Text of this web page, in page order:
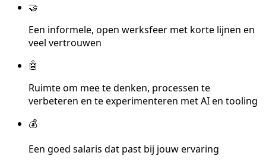
🤝
Een informele, open werksfeer met korte lijnen en
veel vertrouwen
🤖
Ruimte om mee te denken, processen te
verbeteren en te experimenteren met AI en tooling
💰
Een goed salaris dat past bij jouw ervaring